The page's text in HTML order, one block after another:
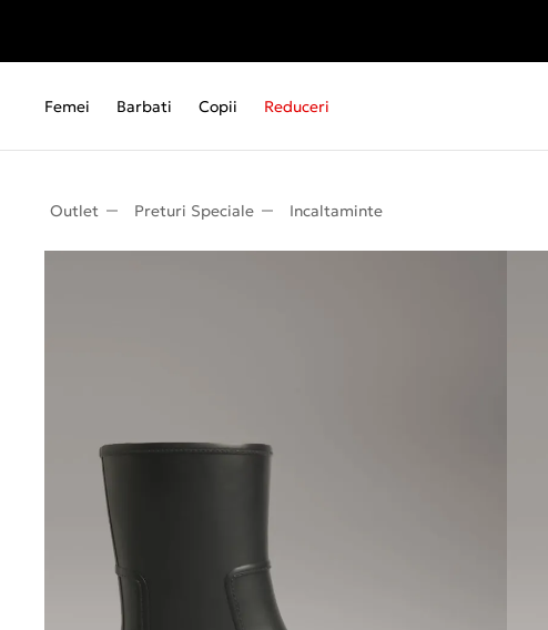
Femei Barbati Copii Reduceri
Outlet Preturi Speciale Incaltaminte